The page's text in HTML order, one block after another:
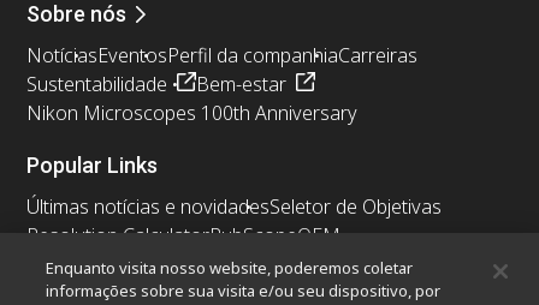
Sobre nós
NotíciasEventosPerfil da companhiaCarreiras
Sustentabilidade
Bem-estar
Nikon Microscopes 100th Anniversary
Popular Links
Últimas notícias e novidadesSeletor de Objetivas
Resolution CalculatorPubScopeOEM
Nikon Small World
MicroscopyU
Enquanto visita nosso website, poderemos coletar
informações sobre sua visita e/ou seu dispositivo, por